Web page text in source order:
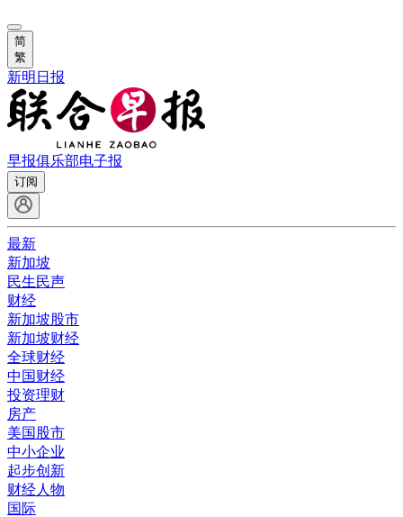
简
繁
新明日报
早报俱乐部电子报
订阅
最新
新加坡
民生民声
财经
新加坡股市
新加坡财经
全球财经
中国财经
投资理财
房产
美国股市
中小企业
起步创新
财经人物
国际